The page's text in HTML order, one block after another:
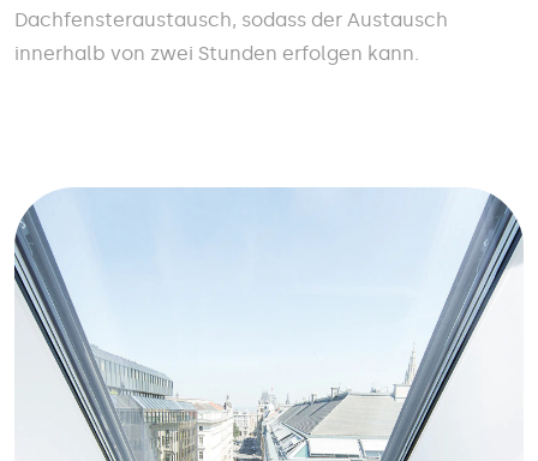
Dachfensteraustausch, sodass der Austausch
innerhalb von zwei Stunden erfolgen kann.